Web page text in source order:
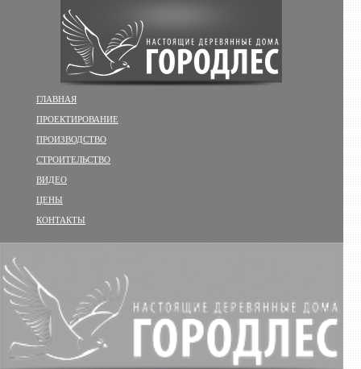
ГЛАВНАЯ
ПРОЕКТИРОВАНИЕ
ПРОИЗВОДСТВО
СТРОИТЕЛЬСТВО
ВИДЕО
ЦЕНЫ
КОНТАКТЫ